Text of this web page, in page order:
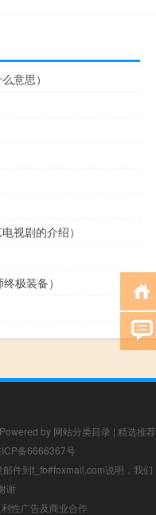
意思）
视剧的介绍）
极装备）
by 网站分类目录 | 精选推荐
ICP备6666367号
件到f_fb#foxmail.com说明，我们
谢
性广告及商业合作